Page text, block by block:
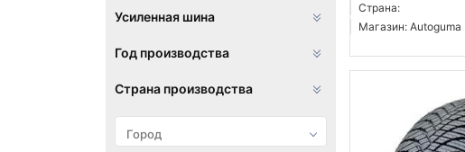
Страна:
Магазин: Autoguma
Усиленная шина
Год производства
Страна производства